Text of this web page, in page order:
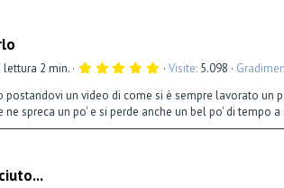
lettura 2 min. 5
0
0
s
t
Visite 5.098
un video di come si è sempre lavorato
spreca un po' e si perde anche un bel po' di tempo a